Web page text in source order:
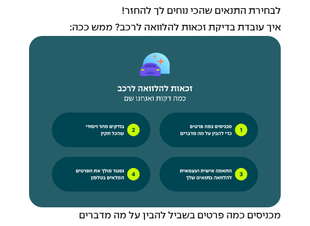
לבחירת התנאים שהכי נוחים לך להחזר!
איך עובדת בדיקת זכאות להלוואה לרכב? ממש ככה:
מכניסים כמה פרטים בשביל להבין על מה מדברים